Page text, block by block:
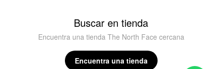
Buscar en tienda
Encuentra una tienda The North Face cercana
Encuentra una tienda